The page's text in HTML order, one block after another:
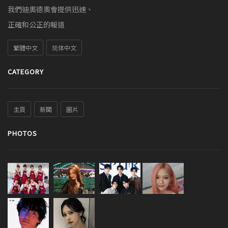
我們迪奧德奧會提供迅速、
正確和公正的報道
繁體中文 简体中文
CATEGORY
主頁 新聞 圖片
PHOTOS